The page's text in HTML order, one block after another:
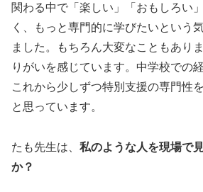
関わる中で「楽しい」「おもしろい
く、もっと専門的に学びたいという
ました。もちろん大変なこともあり
りがいを感じています。中学校での
これから少しずつ特別支援の専門性
と思っています。
たも先生は、 私のような人を現場で
か？